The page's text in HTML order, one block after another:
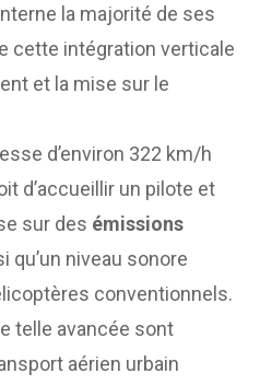
la majorité de ses
cette intégration verticale
et la mise sur le
d’environ 322 km/h
d’accueillir un pilote et
sur des émissions
qu’un niveau sonore
conventionnels.
telle avancée sont
aérien urbain